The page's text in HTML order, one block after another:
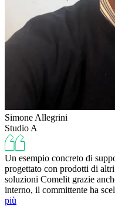
Simone Allegrini
Studio A
Un esempio concreto di
progettato con prodotti di
soluzioni Comelit grazie
interno, il committente ha
più